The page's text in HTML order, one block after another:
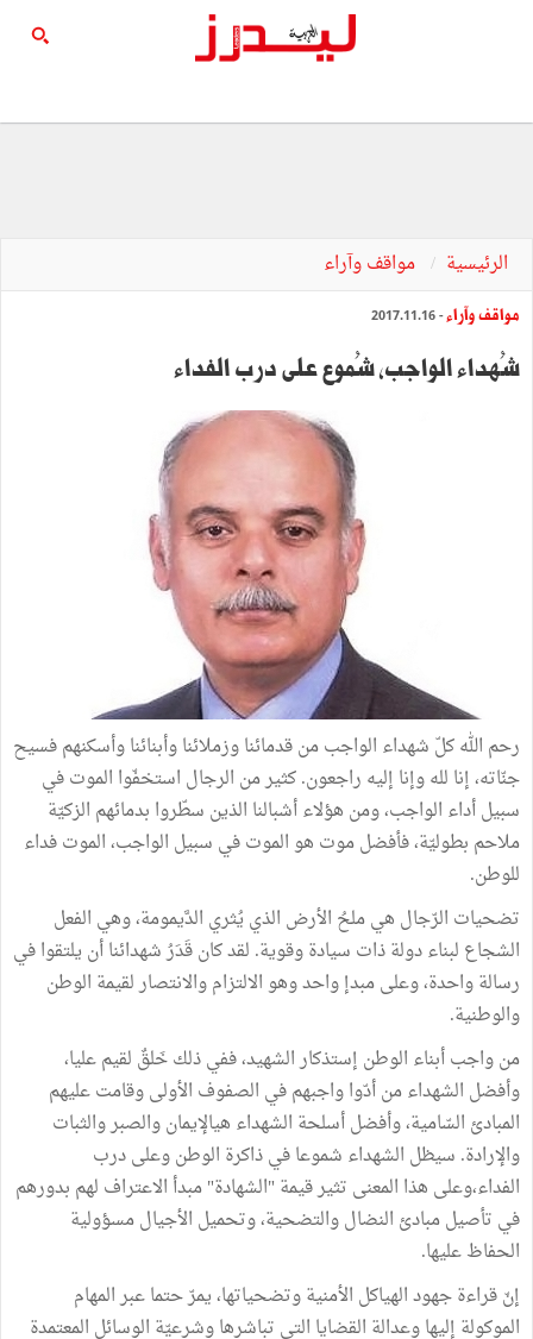
الرئيسية مواقف وآراء
مواقف وآراء- 2017.11.16
شُهداء الواجب، شُموع على درب الفداء
رحم الله كلّ شهداء الواجب من قدمائنا وزملائنا وأبنائنا وأسكنهم فسيح
جنّاته، إنا لله وإنا إليه راجعون. كثير من الرجال استخفّوا الموت في
سبيل أداء الواجب، ومن هؤلاء أشبالنا الذين سطّروا بدمائهم الزكيّة
ملاحم بطوليّة، فأفضل موت هو الموت في سبيل الواجب، الموت فداء
للوطن.
تضحيات الرّجال هي ملحُ الأرض الذي يُثري الدَّيمومة، وهي الفعل
الشجاع لبناء دولة ذات سيادة وقوية. لقد كان قَدَرُ شهدائنا أن يلتقوا في
رسالة واحدة، وعلى مبدإ واحد وهو الالتزام والانتصار لقيمة الوطن
والوطنية.
من واجب أبناء الوطن إستذكار الشهيد، ففي ذلك خَلقٌ لقيم عليا،
وأفضل الشهداء من أدّوا واجبهم في الصفوف الأولى وقامت عليهم
المبادئ السّامية، وأفضل أسلحة الشهداء هيالإيمان والصبر والثبات
والإرادة. سيظل الشهداء شموعا في ذاكرة الوطن وعلى درب
الفداء،وعلى هذا المعنى تثير قيمة "الشهادة" مبدأ الاعتراف لهم بدورهم
في تأصيل مبادئ النضال والتضحية، وتحميل الأجيال مسؤولية
الحفاظ عليها.
إنّ قراءة جهود الهياكل الأمنية وتضحياتها، يمرّ حتما عبر المهام
الموكولة إليها وعدالة القضايا التي تباشرها وشرعيّة الوسائل المعتمدة